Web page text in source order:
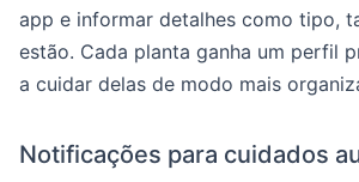
app e informar detalhes como tipo,
estão. Cada planta ganha um perfil
a cuidar delas de modo mais
Notificações para cuidados